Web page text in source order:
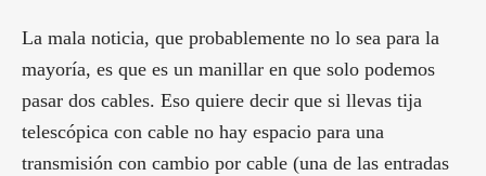
La mala noticia, que probablemente no lo sea para la
mayoría, es que es un manillar en que solo podemos
pasar dos cables. Eso quiere decir que si llevas tija
telescópica con cable no hay espacio para una
transmisión con cambio por cable (una de las entradas